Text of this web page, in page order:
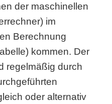
der maschinellen
im
Berechnung
kommen. Der
regelmäßig durch
oder alternativ